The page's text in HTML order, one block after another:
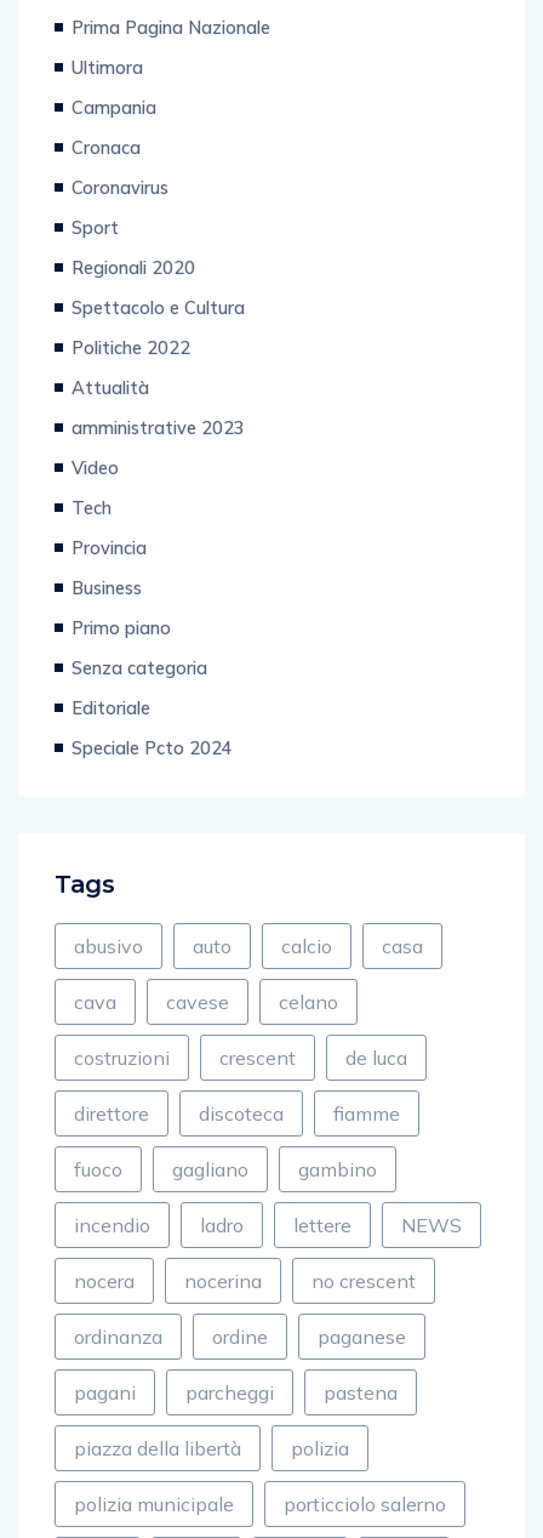
Prima Pagina Nazionale
Ultimora
Campania
Cronaca
Coronavirus
Sport
Regionali 2020
Spettacolo e Cultura
Politiche 2022
Attualità
amministrative 2023
Video
Tech
Provincia
Business
Primo piano
Senza categoria
Editoriale
Speciale Pcto 2024
Tags
abusivo auto calcio casa
cava cavese celano
costruzioni crescent de luca
direttore discoteca fiamme
fuoco gagliano gambino
incendio ladro lettere NEWS
nocera nocerina no crescent
ordinanza ordine paganese
pagani parcheggi pastena
piazza della libertà polizia
polizia municipale porticciolo salerno